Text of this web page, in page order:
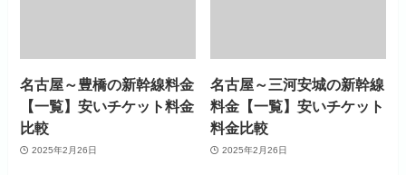
名古屋～豊橋の新幹線料金
【一覧】安いチケット料金
比較
2025年2月26日
名古屋～三河安城の新幹線
料金【一覧】安いチケット
料金比較
2025年2月26日